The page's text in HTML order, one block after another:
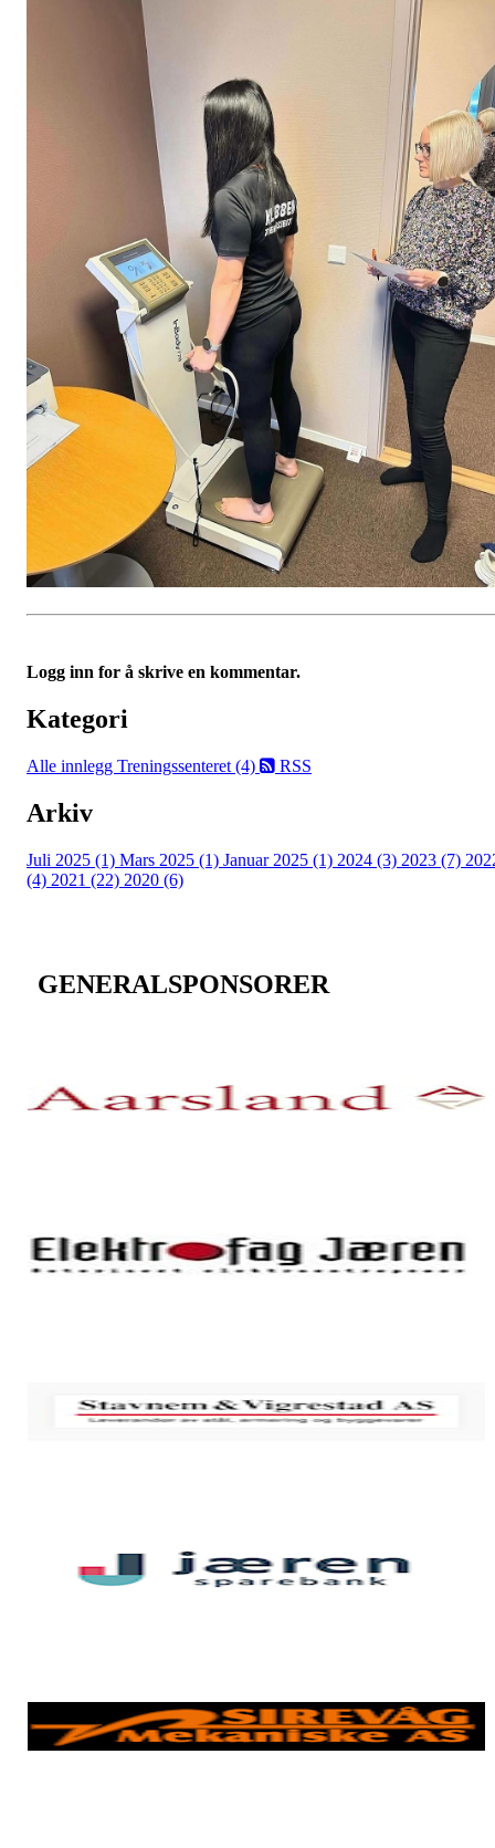
Logg inn for å skrive en kommentar.
Kategori
Alle innlegg Treningssenteret (4) RSS
Arkiv
Juli 2025 (1) Mars 2025 (1) Januar 2025 (1) 2024 (3) 2023 (7)
(4) 2021 (22) 2020 (6)
GENERALSPONSORER